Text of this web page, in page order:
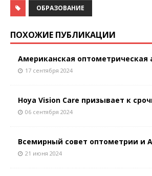
ОБРАЗОВАНИЕ
ПОХОЖИЕ ПУБЛИКАЦИИ
Американская оптометрическая
17 сентября 2024
Hoya Vision Care призывает к
06 сентября 2024
Всемирный совет оптометрии и
21 июня 2024